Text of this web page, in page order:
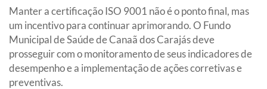
Manter a certificação ISO 9001 não é o ponto final, mas
um incentivo para continuar aprimorando. O Fundo
Municipal de Saúde de Canaã dos Carajás deve
prosseguir com o monitoramento de seus indicadores de
desempenho e a implementação de ações corretivas e
preventivas.